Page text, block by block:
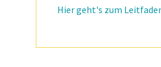
Hier geht's zum